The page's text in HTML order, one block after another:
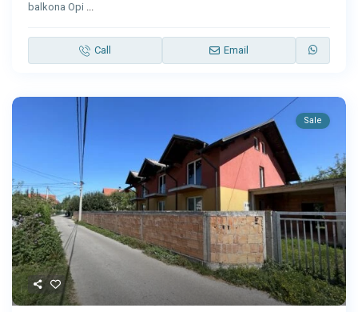
balkona Opi ...
Call Email
Sale